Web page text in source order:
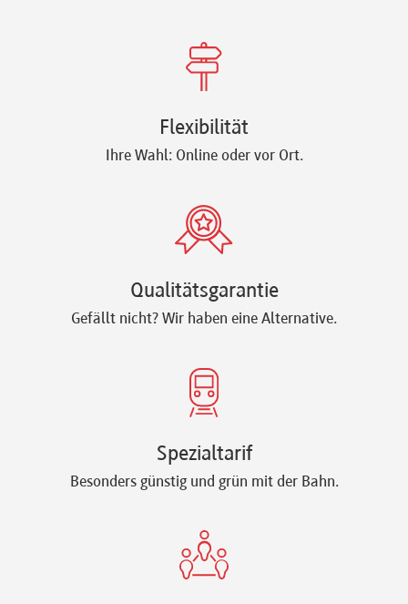
Flexibilität
Ihre Wahl: Online oder vor Ort.
Qualitätsgarantie
Gefällt nicht? Wir haben eine Alternative.
Spezialtarif
Besonders günstig und grün mit der Bahn.